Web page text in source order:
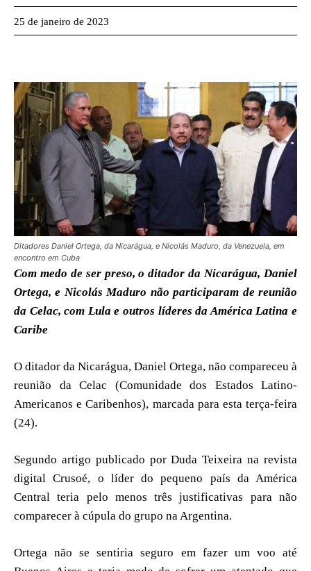
25 de janeiro de 2023
Ditadores Daniel Ortega, da Nicarágua, e Nicolás Maduro, da Venezuela, em
encontro em Cuba
Com medo de ser preso, o ditador da Nicarágua, Daniel
Ortega, e Nicolás Maduro não participaram de reunião
da Celac, com Lula e outros líderes da América Latina e
Caribe
O ditador da Nicarágua, Daniel Ortega, não compareceu à
reunião da Celac (Comunidade dos Estados Latino-
Americanos e Caribenhos), marcada para esta terça-feira
(24).
Segundo artigo publicado por Duda Teixeira na revista
digital Crusoé, o líder do pequeno país da América
Central teria pelo menos três justificativas para não
comparecer à cúpula do grupo na Argentina.
Ortega não se sentiria seguro em fazer um voo até